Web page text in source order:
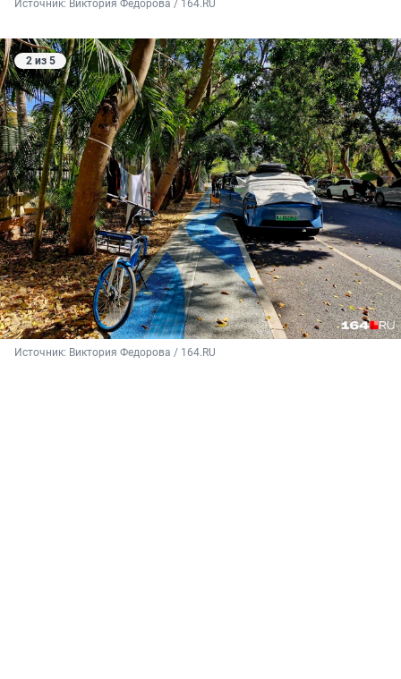
Источник: Виктория Федорова / 164.RU
2 из 5
Источник: Виктория Федорова / 164.RU